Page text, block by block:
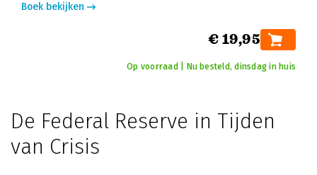
Boek bekijken
€ 19,95
Op voorraad | Nu besteld, dinsdag in huis
De Federal Reserve in Tijden
van Crisis